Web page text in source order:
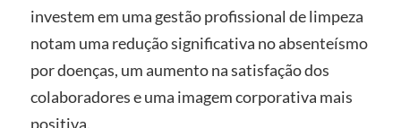
investem em uma gestão profissional de limpeza
notam uma redução significativa no absenteísmo
por doenças, um aumento na satisfação dos
colaboradores e uma imagem corporativa mais
positiva.